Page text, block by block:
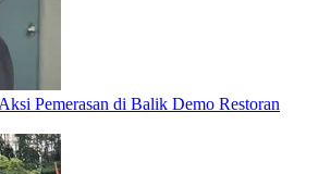
Pemerasan di Balik Demo Restoran